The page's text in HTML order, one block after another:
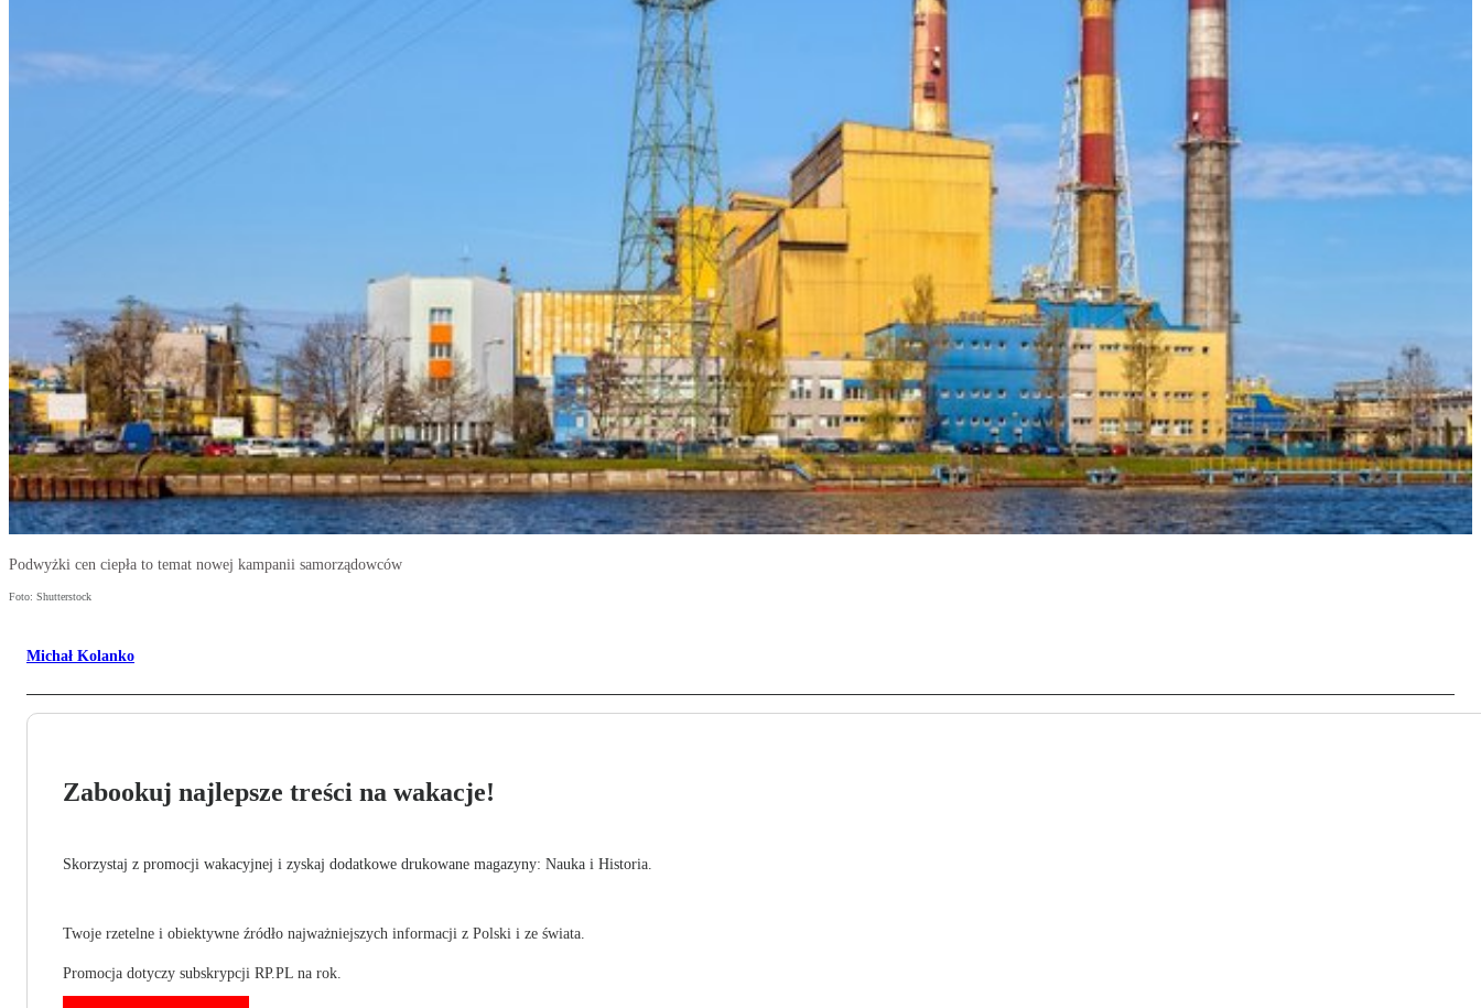
Podwyżki cen ciepła to temat nowej kampanii samorządowców
Foto: Shutterstock
Michał Kolanko
Zabookuj najlepsze treści na wakacje!
Skorzystaj z promocji wakacyjnej i zyskaj dodatkowe drukowane magazyny: Nauka i Historia.
Twoje rzetelne i obiektywne źródło najważniejszych informacji z Polski i ze świata.
Promocja dotyczy subskrypcji RP.PL na rok.